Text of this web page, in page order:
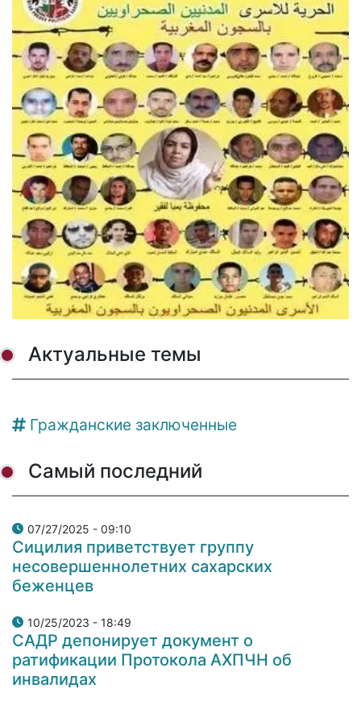
Актуальные темы
Гражданские заключенные
Самый последний
07/27/2025 - 09:10
Сицилия приветствует группу
несовершеннолетних сахарских
беженцев
10/25/2023 - 18:49
САДР депонирует документ о
ратификации Протокола АХПЧН об
инвалидах